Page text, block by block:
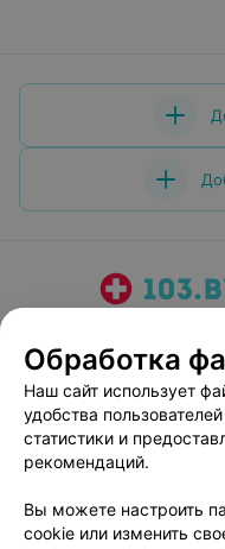
Медицинский
Пользовательское
Обработка
Наш сайт использует
удобства
статистики и
рекомендаций.
Вы можете настроить
cookie или изменить